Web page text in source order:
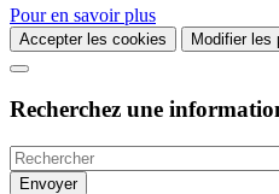
Pour en savoir plus
Accepter les cookies Modifier les
Recherchez une